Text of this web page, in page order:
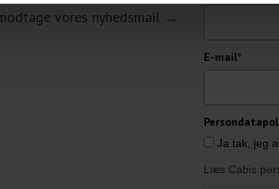
vores nyhedsmail →
E-mail*
Ja tak, jeg
Læs Cabis